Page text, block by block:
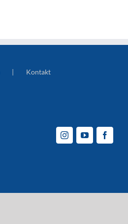
Kontakt